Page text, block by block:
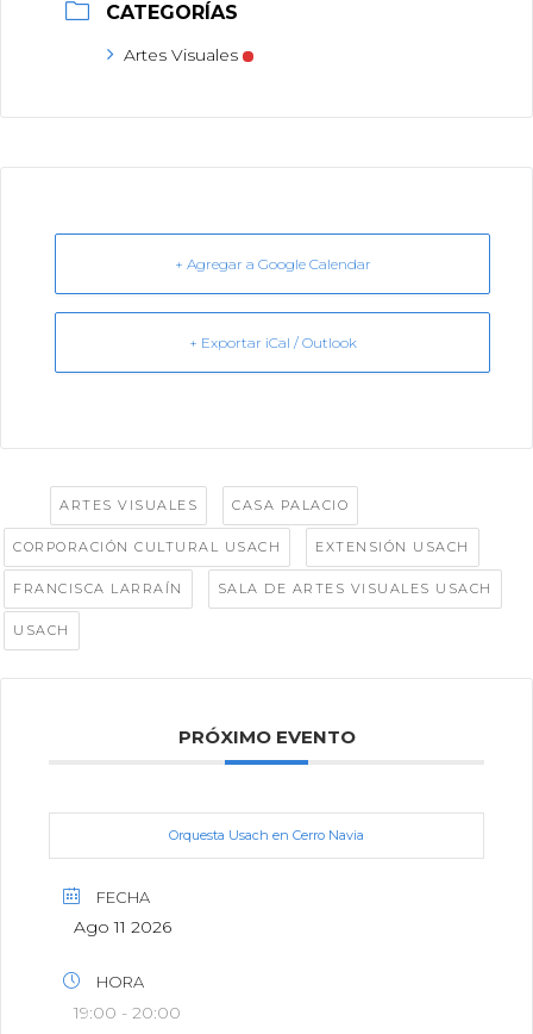
CATEGORÍAS
Artes Visuales
+ Agregar a Google Calendar
+ Exportar iCal / Outlook
ARTES VISUALES CASA PALACIO
CORPORACIÓN CULTURAL USACH EXTENSIÓN USACH
FRANCISCA LARRAÍN SALA DE ARTES VISUALES USACH
USACH
PRÓXIMO EVENTO
Orquesta Usach en Cerro Navia
FECHA
Ago 11 2026
HORA
19:00 - 20:00